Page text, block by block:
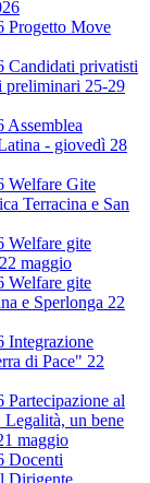
Progetto Move
Candidati privatisti
preliminari 25-29
Assemblea
- giovedì 28
Welfare Gite
Terracina e San
Welfare gite
maggio
Welfare gite
e Sperlonga 22
Integrazione
di Pace" 22
Partecipazione al
un bene
maggio
Docenti